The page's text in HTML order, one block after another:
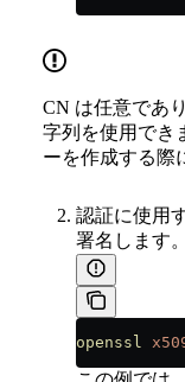
CN は任意であ
字列を使用でき
ーを作成する際
認証に使用
署名します
openssl